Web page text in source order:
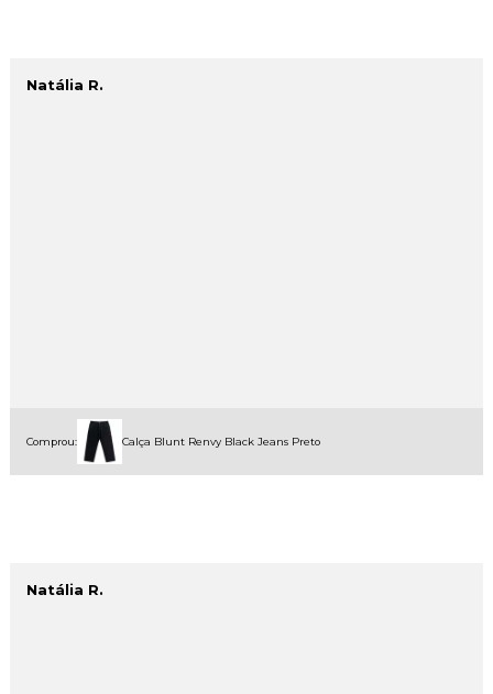
Natália R.
Comprou: Calça Blunt Renvy Black Jeans Preto
Natália R.